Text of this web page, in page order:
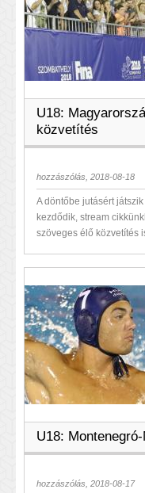
U18:
közvetítés
hozzászólás, 2018-08-18
A döntőbe jutásért
kezdődik, stream
szöveges élő közvetítés
U18:
hozzászólás, 2018-08-17